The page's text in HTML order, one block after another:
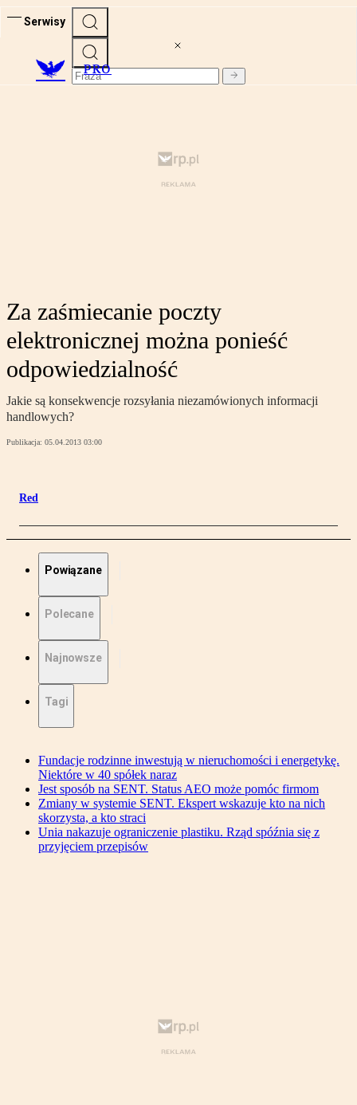
Serwisy
PRO
Za zaśmiecanie poczty
elektronicznej można ponieść
odpowiedzialność
Jakie są konsekwencje rozsyłania niezamówionych informacji
handlowych?
Publikacja: 05.04.2013 03:00
Red
Powiązane
Polecane
Najnowsze
Tagi
Fundacje rodzinne inwestują w nieruchomości i energetykę.
Niektóre w 40 spółek naraz
Jest sposób na SENT. Status AEO może pomóc firmom
Zmiany w systemie SENT. Ekspert wskazuje kto na nich
skorzysta, a kto straci
Unia nakazuje ograniczenie plastiku. Rząd spóźnia się z
przyjęciem przepisów